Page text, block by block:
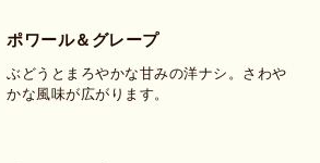
ポワール＆グレープ
ぶどうとまろやかな甘みの洋ナシ。 さわや
かな風味が広がります。